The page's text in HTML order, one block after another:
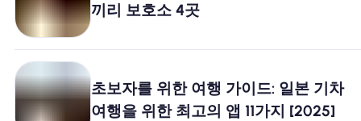
끼리 보호소 4곳
초보자를 위한 여행 가이드: 일본 기차
여행을 위한 최고의 앱 11가지 [2025]